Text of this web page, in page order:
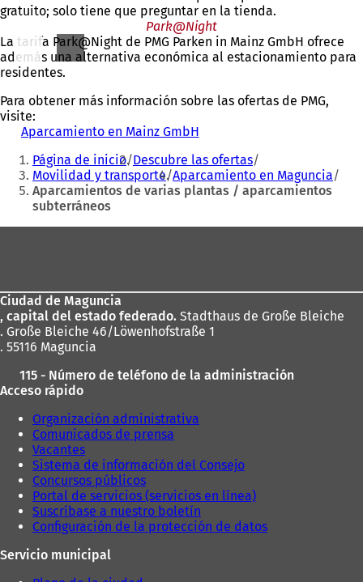
gratuito; solo tiene que preguntar en la tienda.
Park@Night
La tarifa Park@Night de PMG Parken in Mainz GmbH ofrece
además una alternativa económica al estacionamiento para
residentes.
Para obtener más información sobre las ofertas de PMG,
visite:
Aparcamiento en Mainz GmbH
e
a
b
e
n
u
a
s
ñ
)
Estás
aquí:
Página de inicio Descubre las ofertas
Movilidad y transporte Aparcamiento en Maguncia
Aparcamientos de varias plantas / aparcamientos
subterráneos
pies
Ciudad de Maguncia
, capital del estado federado. Stadthaus de Große Bleiche
. Große Bleiche 46/Löwenhofstraße 1
. 55116 Maguncia
115 - Número de teléfono de la administración
Acceso rápido
Organización administrativa
Comunicados de prensa
Vacantes
Sistema de información del Consejo
Concursos públicos
Portal de servicios (servicios en línea)
Suscríbase a nuestro boletín
Configuración de la protección de datos
Servicio municipal